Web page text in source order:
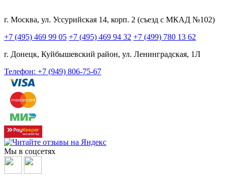
г. Москва, ул. Уссурийская 14, корп. 2 (съезд с МКАД №102)
+7 (495) 469 99 05 +7 (495) 469 94 32 +7 (499) 780 13 62
г. Донецк, Куйбышевский район, ул. Ленинградская, 1Л
Телефон: +7 (949) 806-75-67
Мы в соцсетях